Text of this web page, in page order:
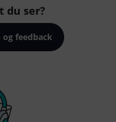
du ser?
feedback